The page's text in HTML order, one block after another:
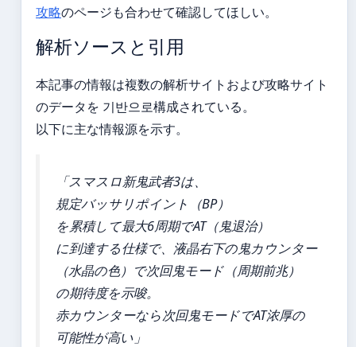
攻略のページも合わせて確認してほしい。
解析ソースと引用
本記事の情報は複数の解析サイトおよび攻略サイト
のデータを 기반으로構成されている。
以下に主な情報源を示す。
「スマスロ新鬼武者3は、
規定バッサリポイント（BP）
を累積して最大6周期でAT（鬼退治）
に到達する仕様で、液晶右下の鬼カウンター
（水晶の色）で次回鬼モード（周期前兆）
の期待度を示唆。
赤カウンターなら次回鬼モードでAT浓厚の
可能性が高い」